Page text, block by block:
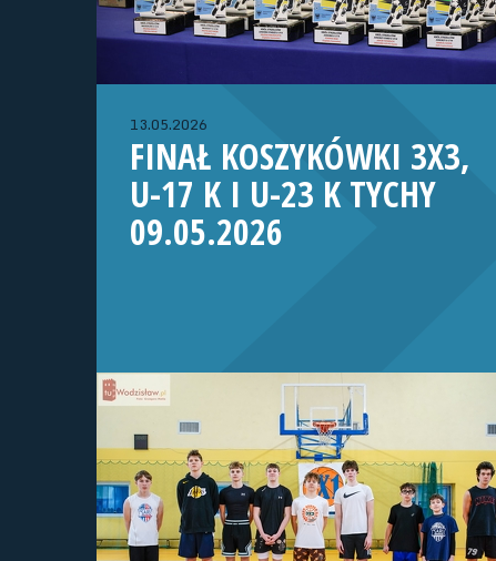
13.05.2026
FINAŁ KOSZYKÓWKI 3X3,
U-17 K I U-23 K TYCHY
09.05.2026